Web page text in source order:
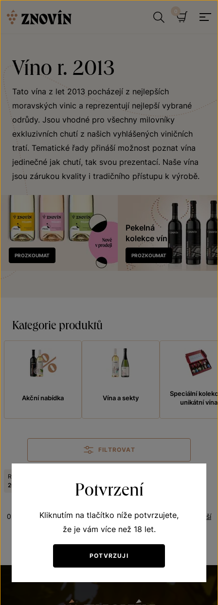
Víno r. 2013
Tato vína z let 2013 pocházejí z nejlepších
moravských vinic a reprezentují nejlepší vybrané
odrůdy. Jsou vhodné pro všechny milovníky
exkluzivních chutí z našich vyhlášených viničních
tratí. Tematické řady přináší možnost poznat vína
jedinečné jak chutí, tak svou prezentací. Naše vína
jsou zárukou kvality i tradičního přístupu k výrobě.
Nově
v prodeji
PROZKOUMAT
Pekelná
kolekce vín
PROZKOUMAT
Kategorie produktů
Akční nabídka Vína a sekty
Speciální
unikátní vína
FILTROVAT
Ročník:
2013
Nejdražší
Řazení:
0 produktů
Potvrzení
Kliknutím na tlačítko níže potvrzujete,
že je vám více než 18 let.
POTVRZUJI